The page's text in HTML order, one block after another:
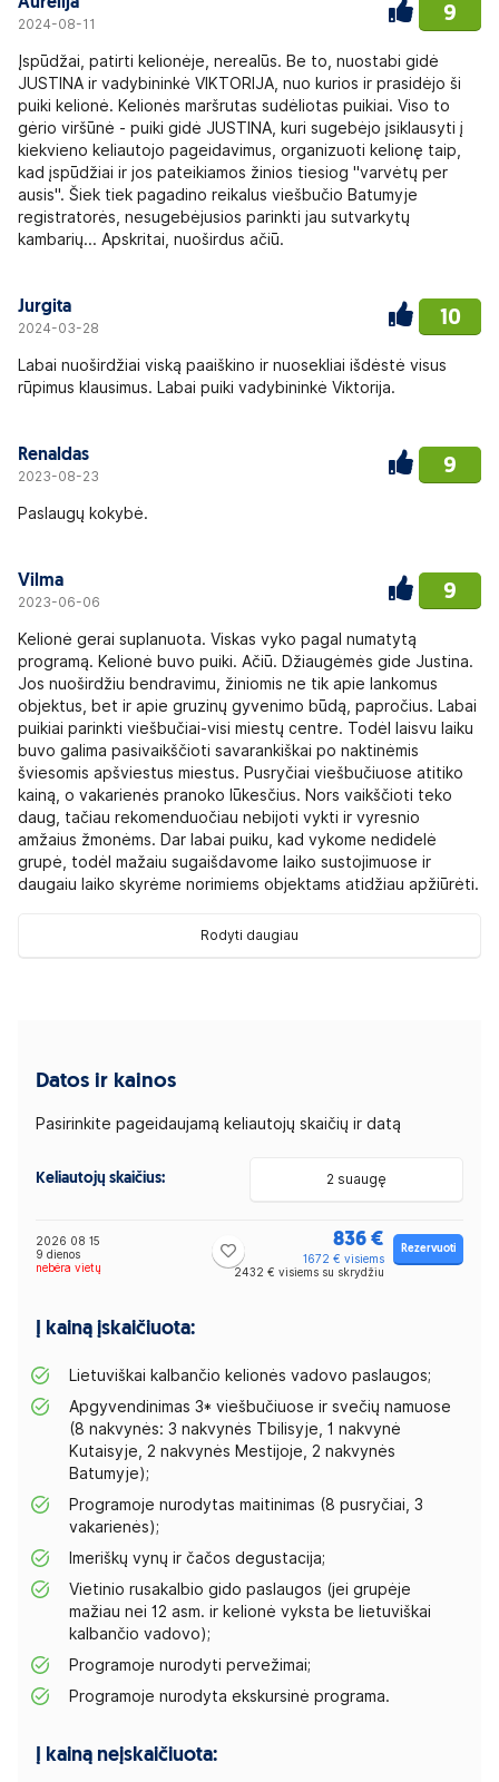
Aurelija
2024-08-11 9
Įspūdžai, patirti kelionėje, nerealūs. Be to, nuostabi gidė
JUSTINA ir vadybininkė VIKTORIJA, nuo kurios ir prasidėjo ši
puiki kelionė. Kelionės maršrutas sudėliotas puikiai. Viso to
gėrio viršūnė - puiki gidė JUSTINA, kuri sugebėjo įsiklausyti į
kiekvieno keliautojo pageidavimus, organizuoti kelionę taip,
kad įspūdžiai ir jos pateikiamos žinios tiesiog "varvėtų per
ausis". Šiek tiek pagadino reikalus viešbučio Batumyje
registratorės, nesugebėjusios parinkti jau sutvarkytų
kambarių... Apskritai, nuoširdus ačiū.
Jurgita
2024-03-28 10
Labai nuoširdžiai viską paaiškino ir nuosekliai išdėstė visus
rūpimus klausimus. Labai puiki vadybininkė Viktorija.
Renaldas
2023-08-23 9
Paslaugų kokybė.
Vilma
2023-06-06 9
Kelionė gerai suplanuota. Viskas vyko pagal numatytą
programą. Kelionė buvo puiki. Ačiū. Džiaugėmės gide Justina.
Jos nuoširdžiu bendravimu, žiniomis ne tik apie lankomus
objektus, bet ir apie gruzinų gyvenimo būdą, papročius. Labai
puikiai parinkti viešbučiai-visi miestų centre. Todėl laisvu laiku
buvo galima pasivaikščioti savarankiškai po naktinėmis
šviesomis apšviestus miestus. Pusryčiai viešbučiuose atitiko
kainą, o vakarienės pranoko lūkesčius. Nors vaikščioti teko
daug, tačiau rekomenduočiau nebijoti vykti ir vyresnio
amžaius žmonėms. Dar labai puiku, kad vykome nedidelė
grupė, todėl mažaiu sugaišdavome laiko sustojimuose ir
daugaiu laiko skyrėme norimiems objektams atidžiau apžiūrėti.
Rodyti daugiau
Datos ir kainos
Pasirinkite pageidaujamą keliautojų skaičių ir datą
Keliautojų skaičius: 2 suaugę
2026 08 15
9 dienos
nebėra vietų
836 €
1672 € visiems
2432 € visiems su skrydžiu
Rezervuoti
Į kainą įskaičiuota:
Lietuviškai kalbančio kelionės vadovo paslaugos;
Apgyvendinimas 3* viešbučiuose ir svečių namuose
(8 nakvynės: 3 nakvynės Tbilisyje, 1 nakvynė
Kutaisyje, 2 nakvynės Mestijoje, 2 nakvynės
Batumyje);
Programoje nurodytas maitinimas (8 pusryčiai, 3
vakarienės);
Imeriškų vynų ir čačos degustacija;
Vietinio rusakalbio gido paslaugos (jei grupėje
mažiau nei 12 asm. ir kelionė vyksta be lietuviškai
kalbančio vadovo);
Programoje nurodyti pervežimai;
Programoje nurodyta ekskursinė programa.
Į kainą neįskaičiuota: